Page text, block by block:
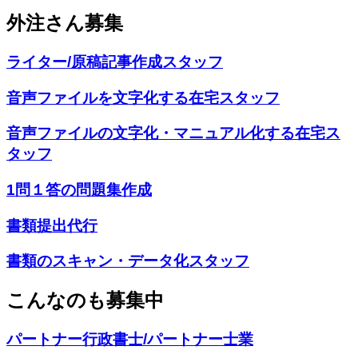
外注さん募集
ライター/原稿記事作成スタッフ
音声ファイルを文字化する在宅スタッフ
音声ファイルの文字化・マニュアル化する在宅ス
タッフ
1問１答の問題集作成
書類提出代行
書類のスキャン・データ化スタッフ
こんなのも募集中
パートナー行政書士/パートナー士業